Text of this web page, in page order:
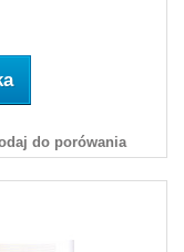
do porówania